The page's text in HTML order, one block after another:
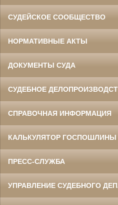
СУДЕЙСКОЕ СООБЩЕСТВО
НОРМАТИВНЫЕ АКТЫ
ДОКУМЕНТЫ СУДА
СУДЕБНОЕ
СПРАВОЧНАЯ ИНФОРМАЦИЯ
КАЛЬКУЛЯТОР ГОСПОШЛИНЫ
ПРЕСС-СЛУЖБА
УПРАВЛЕНИЕ СУДЕБНОГО